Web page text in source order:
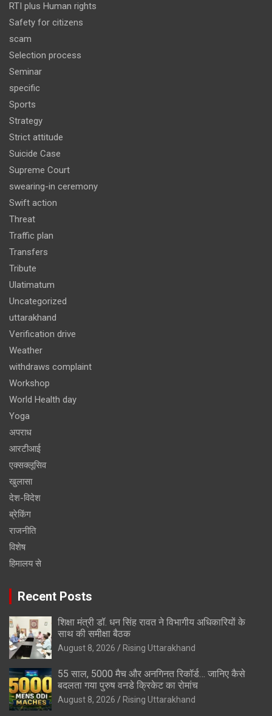
RTI plus Human rights
Safety for citizens
scam
Selection process
Seminar
specific
Sports
Strategy
Strict attitude
Suicide Case
Supreme Court
swearing-in ceremony
Swift action
Threat
Traffic plan
Transfers
Tribute
Ulatimatum
Uncategorized
uttarakhand
Verification drive
Weather
withdraws complaint
Workshop
World Health day
Yoga
अपराध
आरटीआई
एक्सक्लूसिव
खुलासा
देश-विदेश
ब्रेकिंग
राजनीति
विशेष
हिमालय से
Recent Posts
शिक्षा मंत्री डॉ. धन सिंह रावत ने विभागीय अधिकारियों के
साथ की समीक्षा बैठक
August 8, 2026 Rising Uttarakhand
55 साल, 5000 मैच और अनगिनत रिकॉर्ड… जानिए कैसे
बदलता गया पुरुष वनडे क्रिकेट का रोमांच
August 8, 2026 Rising Uttarakhand